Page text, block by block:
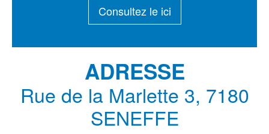
Consultez le ici
ADRESSE
Rue de la Marlette 3, 7180
SENEFFE